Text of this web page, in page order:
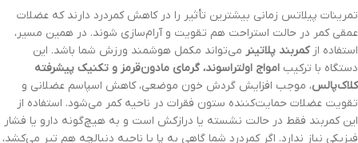
تمرینات پیلاتس زمانی بیشترین تأثیر را در کاهش کمردرد دارند که عضلات
عمقی کمر در حالت استراحت هم تقویت و آرام‌سازی شوند. در همین مسیر،
استفاده ازکمربند پلاتینر می‌تواند مکمل هوشمند ورزش شما باشد. این
دستگاه با ترکیب امواج اولتراسوند، گرمای مادون‌قرمز و تکنیک پیشرفته
کلاک‌پالس، موجب افزایش گردش خون موضعی، کاهش اسپاسم عضلانی و
تقویت عضلات حمایت‌کننده ستون فقرات در ناحیه کمر می‌شود. استفاده از
این کمربند فقط در حالت نشسته یا درازکش است و به هیچ‌گونه دارو یا فشار
فیزیکی نیاز ندارد. اگر کمردرد شما گاهی به پا یا ناحیه دنبالچه هم تیر می‌کشد،